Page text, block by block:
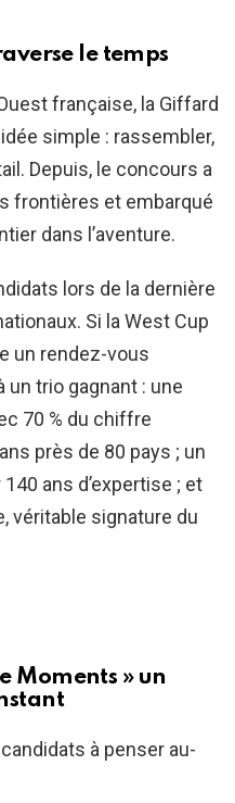
le temps
française, la Giffard
simple : rassembler,
Depuis, le concours a
frontières et embarqué
dans l’aventure.
lors de la dernière
Si la West Cup
un rendez-vous
un trio gagnant : une
70 % du chiffre
près de 80 pays ; un
ans d’expertise ; et
véritable signature du
Moments » un
à penser au-